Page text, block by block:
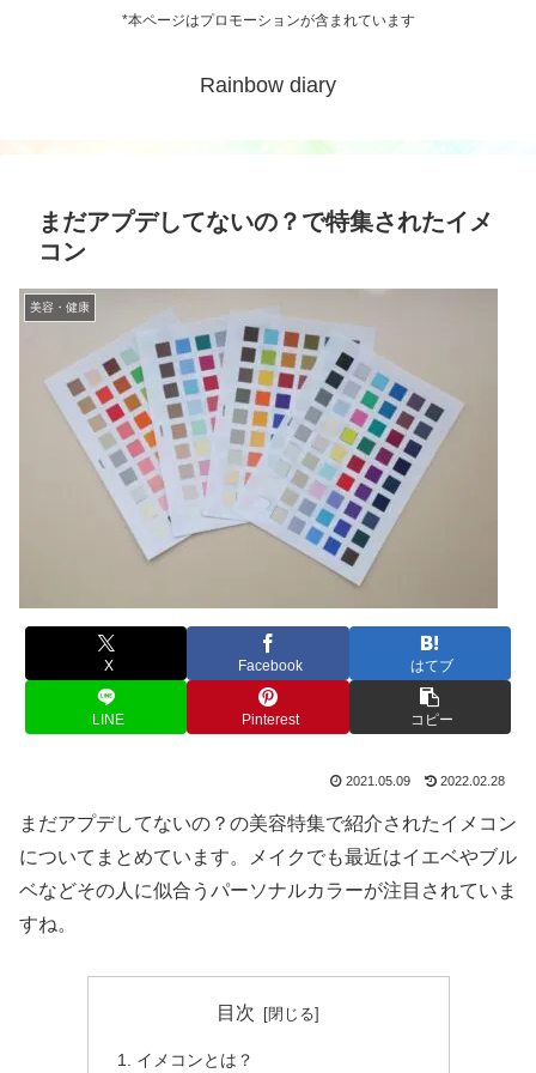
*本ページはプロモーションが含まれています
Rainbow diary
まだアプデしてないの？で特集されたイメ
コン
美容・健康
X Facebook はてブ
LINE Pinterest コピー
2021.05.09 2022.02.28
まだアプデしてないの？の美容特集で紹介されたイメコン
についてまとめています。メイクでも最近はイエベやブル
ベなどその人に似合うパーソナルカラーが注目されていま
すね。
目次
イメコンとは？